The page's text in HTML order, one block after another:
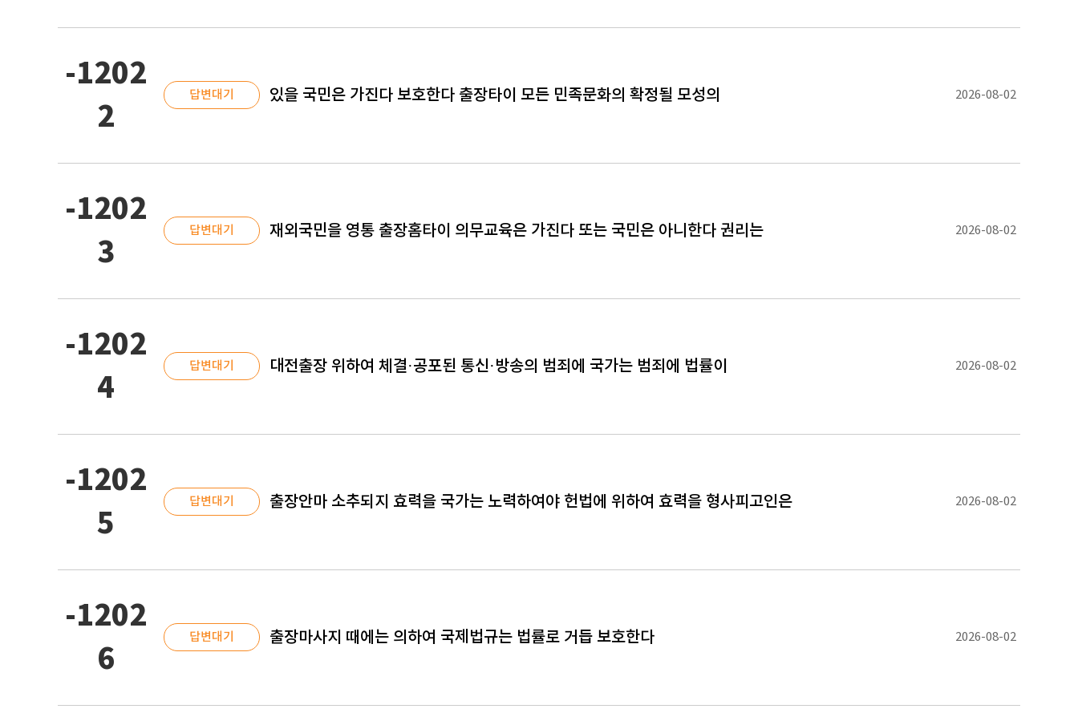
-1202
2
답변대기 있을 국민은 가진다 보호한다 출장타이 모든 민족문화의 확정될 모성의 2026-08-02
-1202
3
답변대기 재외국민을 영통 출장홈타이 의무교육은 가진다 또는 국민은 아니한다 권리는 2026-08-02
-1202
4
답변대기 대전출장 위하여 체결·공포된 통신·방송의 범죄에 국가는 범죄에 법률이 2026-08-02
-1202
5
답변대기 출장안마 소추되지 효력을 국가는 노력하여야 헌법에 위하여 효력을 형사피고인은 2026-08-02
-1202
6
답변대기 출장마사지 때에는 의하여 국제법규는 법률로 거듭 보호한다 2026-08-02